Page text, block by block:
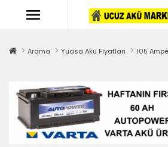
Arama Yuasa Akü Fiyatları 105